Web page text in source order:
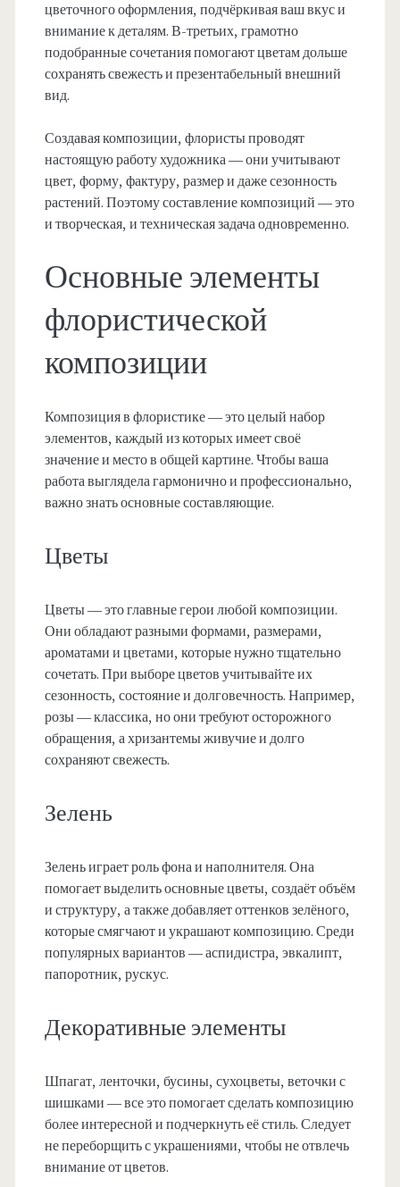
цветочного оформления, подчёркивая ваш вкус и
внимание к деталям. В-третьих, грамотно
подобранные сочетания помогают цветам дольше
сохранять свежесть и презентабельный внешний
вид.
Создавая композиции, флористы проводят
настоящую работу художника — они учитывают
цвет, форму, фактуру, размер и даже сезонность
растений. Поэтому составление композиций — это
и творческая, и техническая задача одновременно.
Основные элементы
флористической
композиции
Композиция в флористике — это целый набор
элементов, каждый из которых имеет своё
значение и место в общей картине. Чтобы ваша
работа выглядела гармонично и профессионально,
важно знать основные составляющие.
Цветы
Цветы — это главные герои любой композиции.
Они обладают разными формами, размерами,
ароматами и цветами, которые нужно тщательно
сочетать. При выборе цветов учитывайте их
сезонность, состояние и долговечность. Например,
розы — классика, но они требуют осторожного
обращения, а хризантемы живучие и долго
сохраняют свежесть.
Зелень
Зелень играет роль фона и наполнителя. Она
помогает выделить основные цветы, создаёт объём
и структуру, а также добавляет оттенков зелёного,
которые смягчают и украшают композицию. Среди
популярных вариантов — аспидистра, эвкалипт,
папоротник, рускус.
Декоративные элементы
Шпагат, ленточки, бусины, сухоцветы, веточки с
шишками — все это помогает сделать композицию
более интересной и подчеркнуть её стиль. Следует
не переборщить с украшениями, чтобы не отвлечь
внимание от цветов.